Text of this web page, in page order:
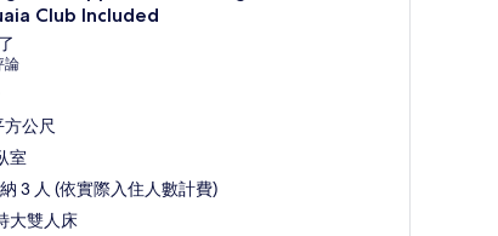
Club Included
分 10 分
論
方公尺
室
3 人 (依實際入住人數計費)
大雙人床